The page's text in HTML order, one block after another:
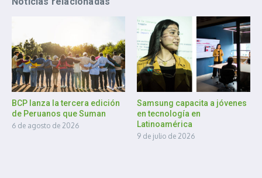
BCP lanza la tercera edición
de Peruanos que Suman
6 de agosto de 2026
Samsung capacita a jóvenes
en tecnología en
Latinoamérica
9 de julio de 2026